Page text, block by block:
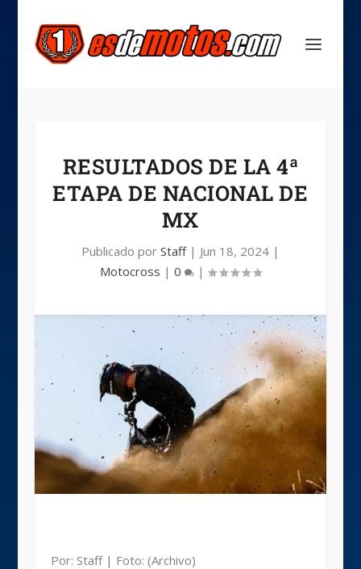
RESULTADOS DE LA 4ª
ETAPA DE NACIONAL DE
MX
Publicado por Staff| Jun 18, 2024|
Motocross | 0 |
Por: Staff | Foto: (Archivo)